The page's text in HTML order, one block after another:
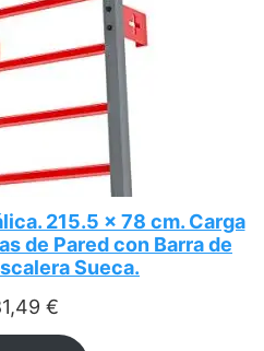
215.5 x 78 cm. Carga
de Pared con Barra de
Sueca.
€